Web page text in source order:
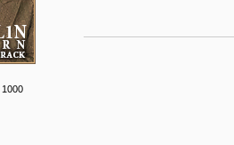
1000